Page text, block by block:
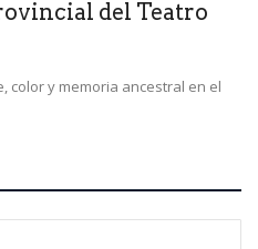
del Teatro
color y memoria ancestral en el